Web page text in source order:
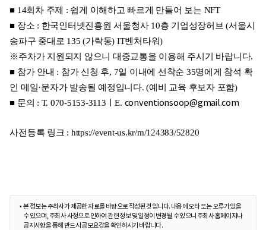
■ 14회차 주제 : 쉽게 이해하고 빠르게 만들어 보는 NFT
■ 장소 : 한국인터넷진흥원 서울청사 10층 기업성장허브 (서울시
송파구 중대로 135 (가락동) IT벤처타워)
※주차가 지원되지 않으니 대중교통을 이용해 주시기 바랍니다.
■ 참가 안내 : 참가 신청 후, 7일 이내에 선착순 35명에게 참석 확
인 메일·문자가 발송될 예정입니다. (예비 교육 후보자 포함)
■ 문의 : T. 070-5153-3113ㅣE. conventionsoop@gmail.com
사전등록 링크 : https://event-us.kr/m/124383/52820
본 정보는 주최사가 제공한 자료를 바탕으로 작성된 것입니다. 내용에 오타 또는 오류가 있을
수 있으며, 주최사 사정으로 인하여 관련 정보 및 일정이 변경될 수 있으니 주최사 홈페이지나
공지사항을 통해 반드시 공모요강을 확인하시기 바랍니다.